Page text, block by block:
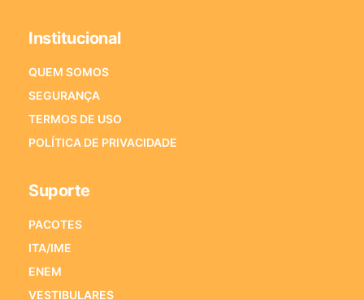
Institucional
QUEM SOMOS
SEGURANÇA
TERMOS DE USO
POLÍTICA DE PRIVACIDADE
Suporte
PACOTES
ITA/IME
ENEM
VESTIBULARES